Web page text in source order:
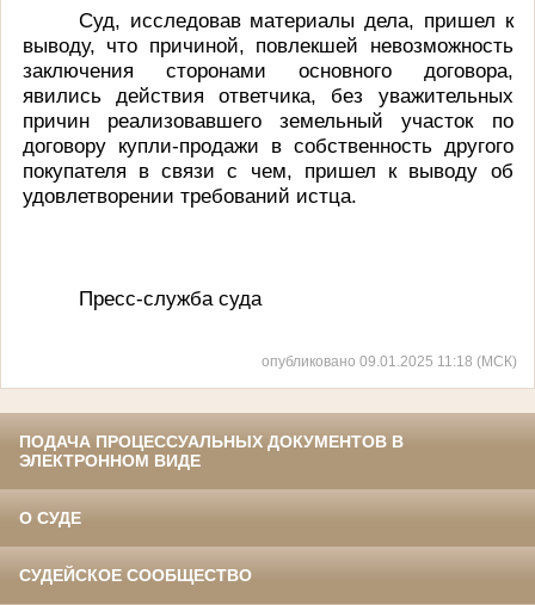
Суд, исследовав материалы дела, пришел к
выводу, что причиной, повлекшей невозможность
заключения сторонами основного договора,
явились действия ответчика, без уважительных
причин реализовавшего земельный участок по
договору купли-продажи в собственность другого
покупателя в связи с чем, пришел к выводу об
удовлетворении требований истца.
Пресс-служба суда
опубликовано 09.01.2025 11:18 (МСК)
ПОДАЧА ПРОЦЕССУАЛЬНЫХ ДОКУМЕНТОВ В
ЭЛЕКТРОННОМ ВИДЕ
О СУДЕ
СУДЕЙСКОЕ СООБЩЕСТВО